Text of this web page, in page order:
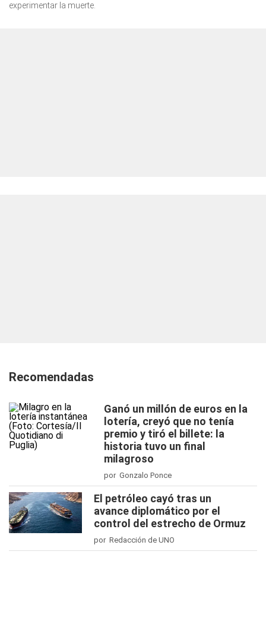
experimentar la muerte.
Recomendadas
Ganó un millón de euros en la
lotería, creyó que no tenía
premio y tiró el billete: la
historia tuvo un final
milagroso
por Gonzalo Ponce
El petróleo cayó tras un
avance diplomático por el
control del estrecho de Ormuz
por Redacción de UNO